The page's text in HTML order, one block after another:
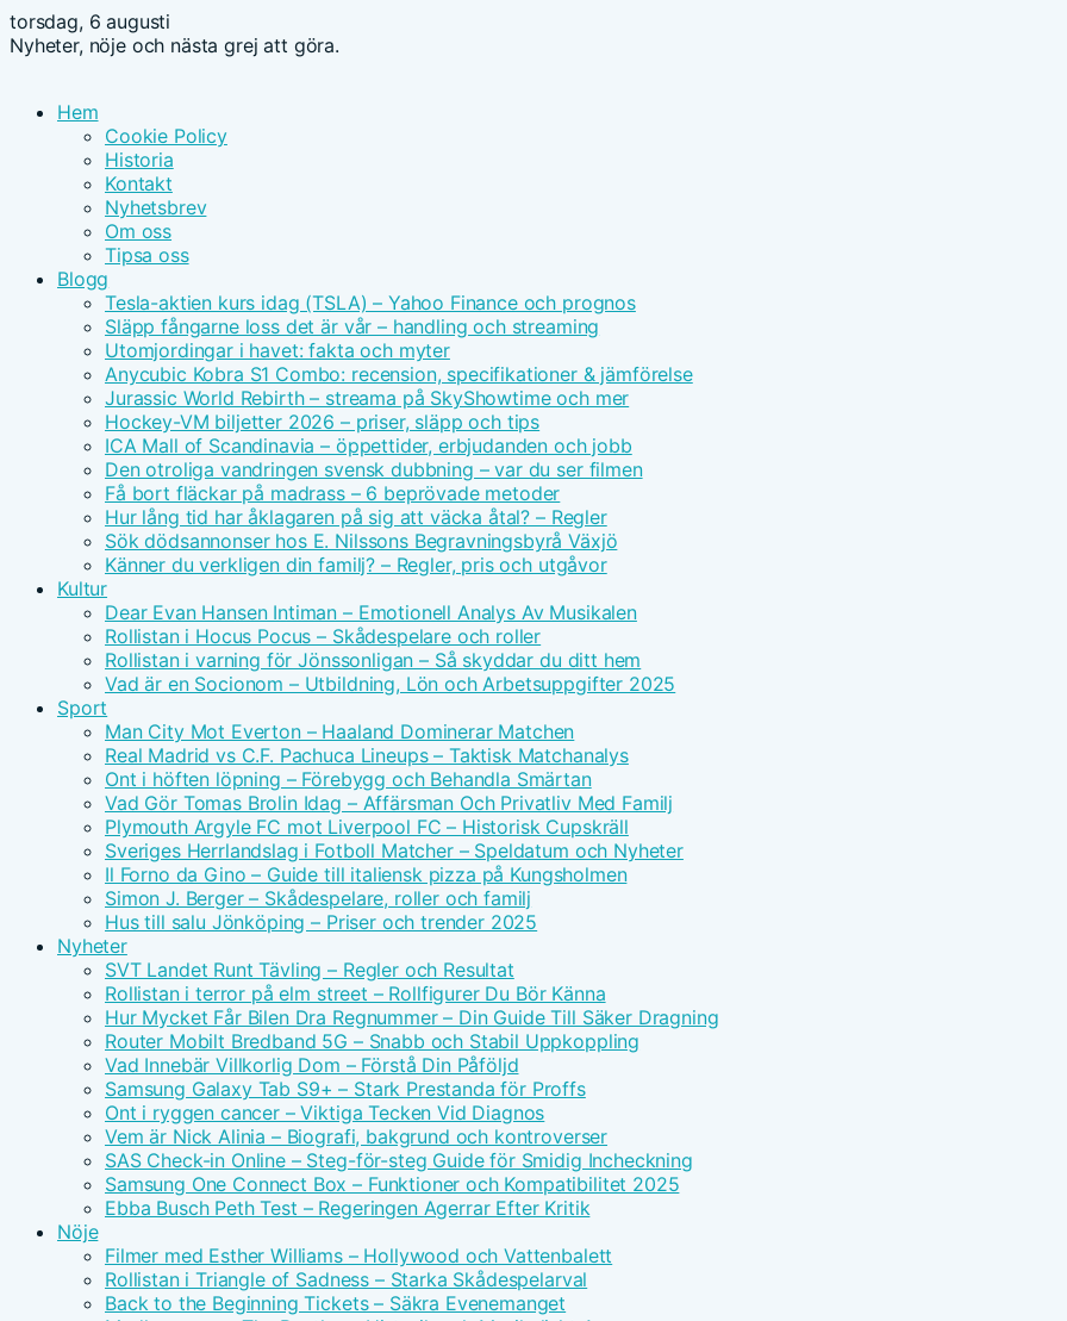
torsdag, 6 augusti
Nyheter, nöje och nästa grej att göra.
Hem
Cookie Policy
Historia
Kontakt
Nyhetsbrev
Om oss
Tipsa oss
Blogg
Tesla-aktien kurs idag (TSLA) – Yahoo Finance och prognos
Släpp fångarne loss det är vår – handling och streaming
Utomjordingar i havet: fakta och myter
Anycubic Kobra S1 Combo: recension, specifikationer & jämförelse
Jurassic World Rebirth – streama på SkyShowtime och mer
Hockey-VM biljetter 2026 – priser, släpp och tips
ICA Mall of Scandinavia – öppettider, erbjudanden och jobb
Den otroliga vandringen svensk dubbning – var du ser filmen
Få bort fläckar på madrass – 6 beprövade metoder
Hur lång tid har åklagaren på sig att väcka åtal? – Regler
Sök dödsannonser hos E. Nilssons Begravningsbyrå Växjö
Känner du verkligen din familj? – Regler, pris och utgåvor
Kultur
Dear Evan Hansen Intiman – Emotionell Analys Av Musikalen
Rollistan i Hocus Pocus – Skådespelare och roller
Rollistan i varning för Jönssonligan – Så skyddar du ditt hem
Vad är en Socionom – Utbildning, Lön och Arbetsuppgifter 2025
Sport
Man City Mot Everton – Haaland Dominerar Matchen
Real Madrid vs C.F. Pachuca Lineups – Taktisk Matchanalys
Ont i höften löpning – Förebygg och Behandla Smärtan
Vad Gör Tomas Brolin Idag – Affärsman Och Privatliv Med Familj
Plymouth Argyle FC mot Liverpool FC – Historisk Cupskräll
Sveriges Herrlandslag i Fotboll Matcher – Speldatum och Nyheter
Il Forno da Gino – Guide till italiensk pizza på Kungsholmen
Simon J. Berger – Skådespelare, roller och familj
Hus till salu Jönköping – Priser och trender 2025
Nyheter
SVT Landet Runt Tävling – Regler och Resultat
Rollistan i terror på elm street – Rollfigurer Du Bör Känna
Hur Mycket Får Bilen Dra Regnummer – Din Guide Till Säker Dragning
Router Mobilt Bredband 5G – Snabb och Stabil Uppkoppling
Vad Innebär Villkorlig Dom – Förstå Din Påföljd
Samsung Galaxy Tab S9+ – Stark Prestanda för Proffs
Ont i ryggen cancer – Viktiga Tecken Vid Diagnos
Vem är Nick Alinia – Biografi, bakgrund och kontroverser
SAS Check-in Online – Steg-för-steg Guide för Smidig Incheckning
Samsung One Connect Box – Funktioner och Kompatibilitet 2025
Ebba Busch Peth Test – Regeringen Agerrar Efter Kritik
Nöje
Filmer med Esther Williams – Hollywood och Vattenbalett
Rollistan i Triangle of Sadness – Starka Skådespelarval
Back to the Beginning Tickets – Säkra Evenemanget